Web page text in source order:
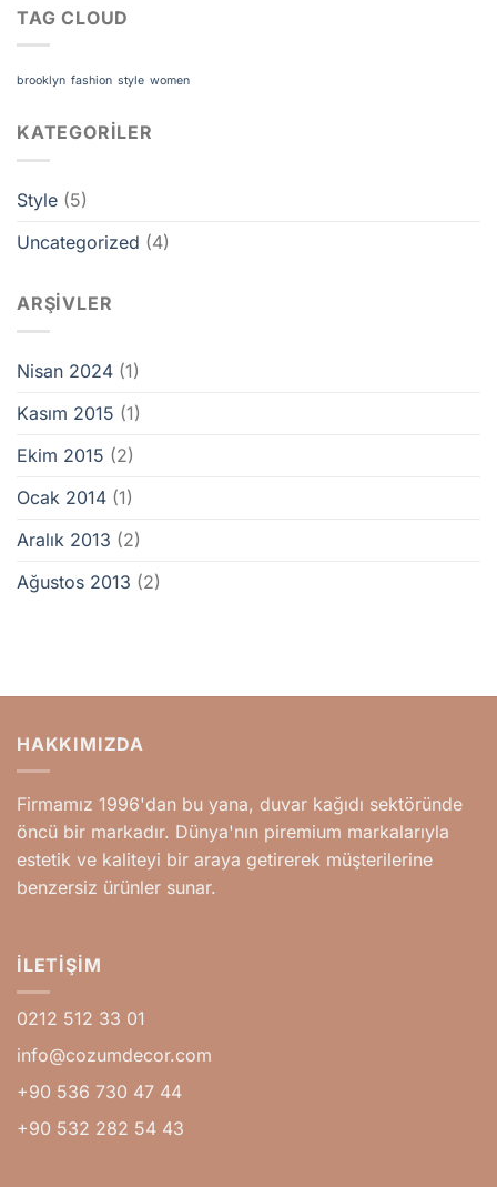
TAG CLOUD
brooklyn fashion style women
KATEGORILER
Style (5)
Uncategorized (4)
ARŞIVLER
Nisan 2024 (1)
Kasım 2015 (1)
Ekim 2015 (2)
Ocak 2014 (1)
Aralık 2013 (2)
Ağustos 2013 (2)
HAKKIMIZDA
Firmamız 1996'dan bu yana, duvar kağıdı sektöründe
öncü bir markadır. Dünya'nın piremium markalarıyla
estetik ve kaliteyi bir araya getirerek müşterilerine
benzersiz ürünler sunar.
İLETIŞIM
0212 512 33 01
info@cozumdecor.com
+90 536 730 47 44
+90 532 282 54 43